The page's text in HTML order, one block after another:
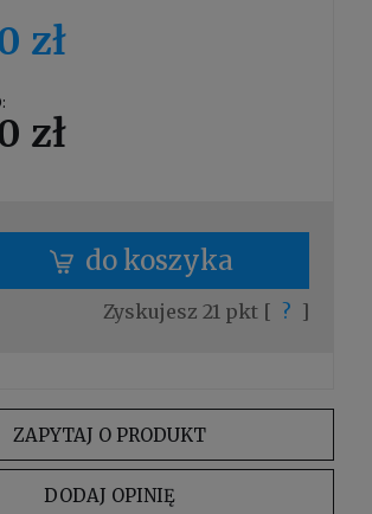
zł
zł
do koszyka
Zyskujesz 21pkt [ ? ]
ZAPYTAJ O PRODUKT
DODAJ OPINIĘ